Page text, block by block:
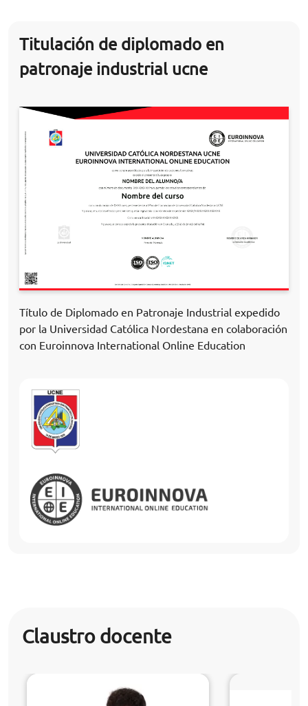
Titulación de diplomado en
patronaje industrial ucne
Título de Diplomado en Patronaje Industrial expedido
por la Universidad Católica Nordestana en colaboración
con Euroinnova International Online Education
Claustro docente